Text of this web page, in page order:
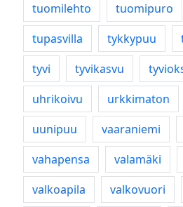
tuomilehto
tuomipuro
tupasvilla
tykkypuu
tyvi
tyvikasvu
uhrikoivu
urkkimaton
uunipuu
vaaraniemi
vahapensa
valamäki
valkoapila
valkovuori